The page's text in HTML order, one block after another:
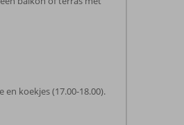
koekjes (17.00-18.00).